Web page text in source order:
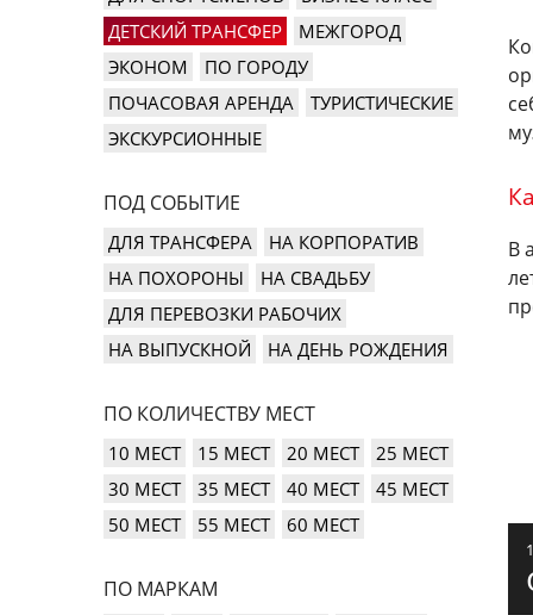
ДЕТСКИЙ ТРАНСФЕР
МЕЖГОРОД
ЭКОНОМ
ПО ГОРОДУ
ПОЧАСОВАЯ АРЕНДА
ТУРИСТИЧЕСКИЕ
ЭКСКУРСИОННЫЕ
ПОД СОБЫТИЕ
ДЛЯ ТРАНСФЕРА
НА КОРПОРАТИВ
НА ПОХОРОНЫ
НА СВАДЬБУ
ДЛЯ ПЕРЕВОЗКИ РАБОЧИХ
НА ВЫПУСКНОЙ
НА ДЕНЬ РОЖДЕНИЯ
ПО КОЛИЧЕСТВУ МЕСТ
10 МЕСТ 15 МЕСТ 20 МЕСТ
25 МЕСТ
30 МЕСТ
35 МЕСТ 40 МЕСТ
45 МЕСТ
50 МЕСТ
55 МЕСТ 60 МЕСТ
ПО МАРКАМ
В